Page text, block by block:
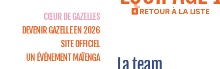
CŒUR DE GAZELLES
DEVENIR GAZELLE EN 2026
SITE OFFICIEL
UN ÉVÉNEMENT MAÏENGA
RETOUR À LA LISTE
La team